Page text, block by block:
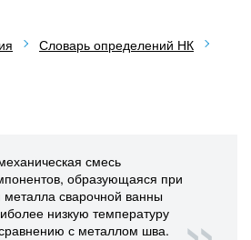
Словарь определений НК
смесь
образующаяся при
металла сварочной ванны
низкую температуру
с металлом шва.